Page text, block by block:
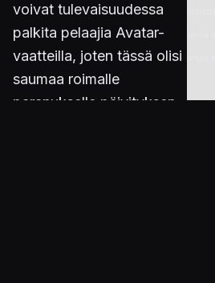
voivat tulevaisuudessa
palkita pelaajia Avatar-
vaatteilla, joten tässä olisi
saumaa roimalle
paranukselle päivityksen